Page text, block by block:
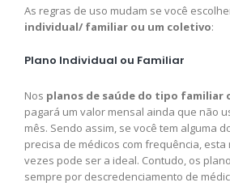
As regras de uso mudam se você
individual/ familiar ou um coletivo:
Plano Individual ou Familiar
Nos planos de saúde do tipo familiar
pagará um valor mensal ainda que não
mês. Sendo assim, se você tem alguma
precisa de médicos com frequência,
vezes pode ser a ideal. Contudo, os
sempre por descredenciamento de